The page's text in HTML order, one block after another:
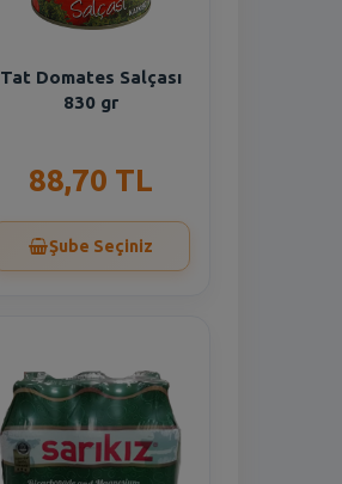
Tat Domates Salçası
830 gr
88,70 TL
Şube Seçiniz